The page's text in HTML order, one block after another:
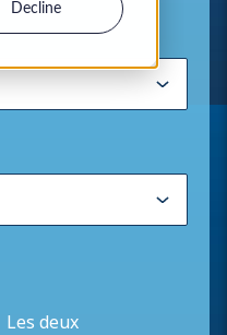
Decline
Les deux